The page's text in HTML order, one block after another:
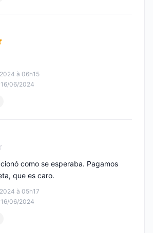
à 06h15
06/2024
à 05h17
06/2024
como se esperaba. Pagamos
que es caro.